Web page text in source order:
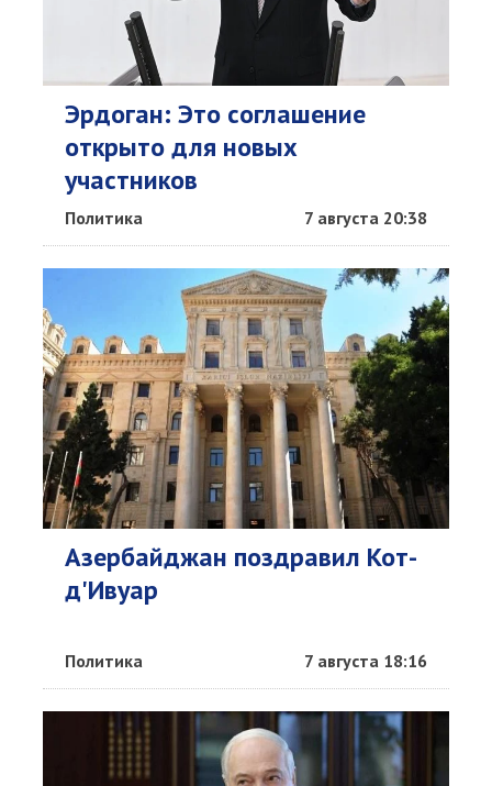
Эрдоган: Это соглашение
открыто для новых
участников
Политика 7 августа 20:38
Азербайджан поздравил Кот-
д'Ивуар
Политика 7 августа 18:16